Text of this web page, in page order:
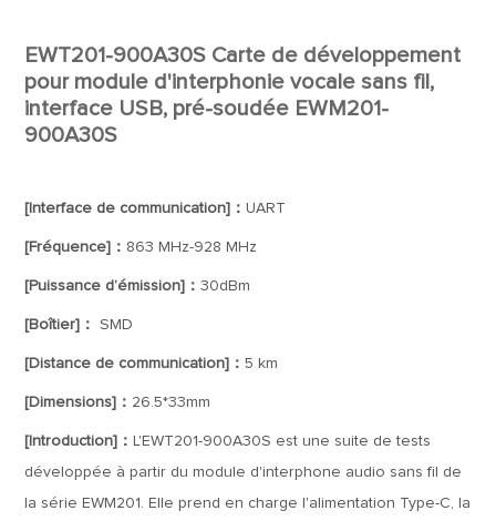
EWT201-900A30S Carte de développement
pour module d'interphonie vocale sans fil,
interface USB, pré-soudée EWM201-
900A30S
[Interface de communication]：UART
[Fréquence]： 863 MHz-928 MHz
[Puissance d’émission]：30dBm
[Boîtier]： SMD
[Distance de communication]：5 km
[Dimensions]： 26.5*33mm
[Introduction]： L'EWT201-900A30S est une suite de tests
développée à partir du module d'interphone audio sans fil de
la série EWM201. Elle prend en charge l'alimentation Type-C, la